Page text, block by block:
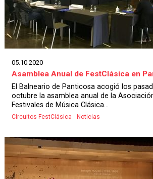
05.10.2020
Asamblea Anual de FestClásica en
El Balneario de Panticosa acogió los
octubre la asamblea anual de la
Festivales de Música Clásica...
CIrcuitos FestClásica Noticias